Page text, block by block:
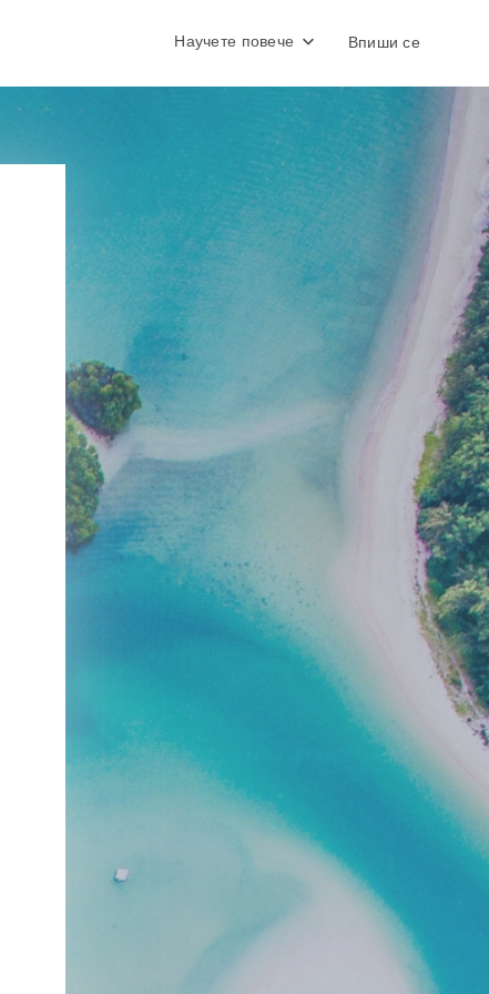
Научете повече Впиши се